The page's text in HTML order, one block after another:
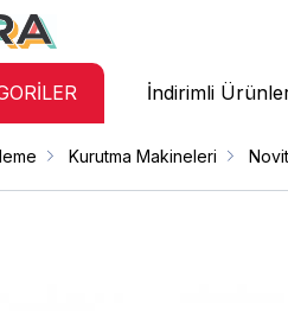
İndirimli
Kurutma Makineleri